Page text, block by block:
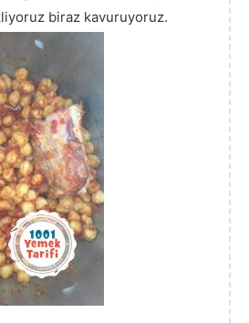
biraz kavuruyoruz.